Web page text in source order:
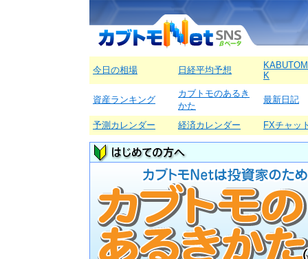
今日の相場 日経平均予想
K
資産ランキング
カブトモのあるき
かた
最新日記
予測カレンダー 経済カレンダー FXチャッ